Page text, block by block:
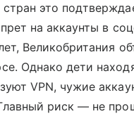
это
на аккаунты в
Великобритания
Однако дети
VPN, чужие
риск — не